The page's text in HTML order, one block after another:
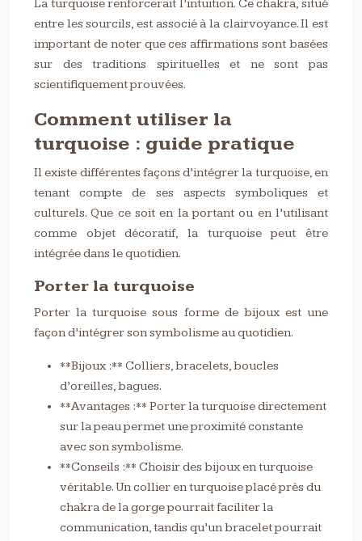
La turquoise renforcerait l’intuition. Ce chakra, situé
entre les sourcils, est associé à la clairvoyance. Il est
important de noter que ces affirmations sont basées
sur des traditions spirituelles et ne sont pas
scientifiquement prouvées.
Comment utiliser la
turquoise : guide pratique
Il existe différentes façons d’intégrer la turquoise, en
tenant compte de ses aspects symboliques et
culturels. Que ce soit en la portant ou en l’utilisant
comme objet décoratif, la turquoise peut être
intégrée dans le quotidien.
Porter la turquoise
Porter la turquoise sous forme de bijoux est une
façon d’intégrer son symbolisme au quotidien.
**Bijoux :** Colliers, bracelets, boucles
d’oreilles, bagues.
**Avantages :** Porter la turquoise directement
sur la peau permet une proximité constante
avec son symbolisme.
**Conseils :** Choisir des bijoux en turquoise
véritable. Un collier en turquoise placé près du
chakra de la gorge pourrait faciliter la
communication, tandis qu’un bracelet pourrait